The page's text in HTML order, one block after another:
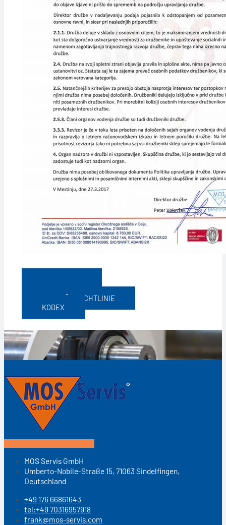
QUALITÄTSRICHTLINIE
KODEX
MOS Servis GmbH
Umberto-Nobile-Straße 15, 71063 Sindelfingen,
Deutschland
+49 176 66861643
tel:+49 70316957918
frank@mos-servis.com